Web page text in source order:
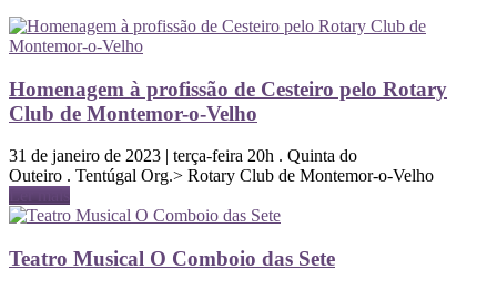
Homenagem à profissão de Cesteiro pelo Rotary
Club de Montemor-o-Velho
31 de janeiro de 2023 | terça-feira 20h . Quinta do
Outeiro . Tentúgal Org.> Rotary Club de Montemor-o-Velho
Ler mais
Teatro Musical O Comboio das Sete